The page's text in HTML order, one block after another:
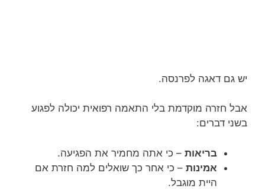
יש גם דאגה לפרנסה.
אבל חזרה מוקדמת בלי התאמה רפואית יכולה לפגוע
בשני דברים:
בריאות – כי אתה מחמיר את הפגיעה.
אמינות – כי אחר כך שואלים למה חזרת אם
היית מוגבל.